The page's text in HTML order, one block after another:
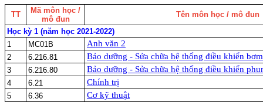
TT
Mã môn học /
mô đun
Tên môn học / mô đun
Học kỳ 1 (năm học 2021-2022)
1
MC01B Anh văn 2
2 6.216.81 Bảo dưỡng - Sửa chữa hệ thống điều khiển
3 6.216.80 Bảo dưỡng - Sửa chữa hệ thống điều khiển
4 6.21 Chính trị
5 6.36 Cơ kỹ thuật